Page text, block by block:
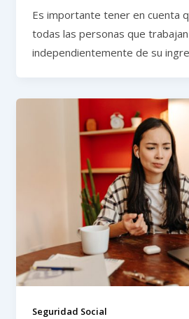
Es importante tener en cuenta
todas las personas que
independientemente de su
Seguridad Social